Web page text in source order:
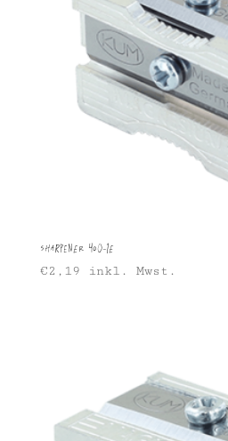
Sharpener 400-1E
€2,19 inkl. Mwst.